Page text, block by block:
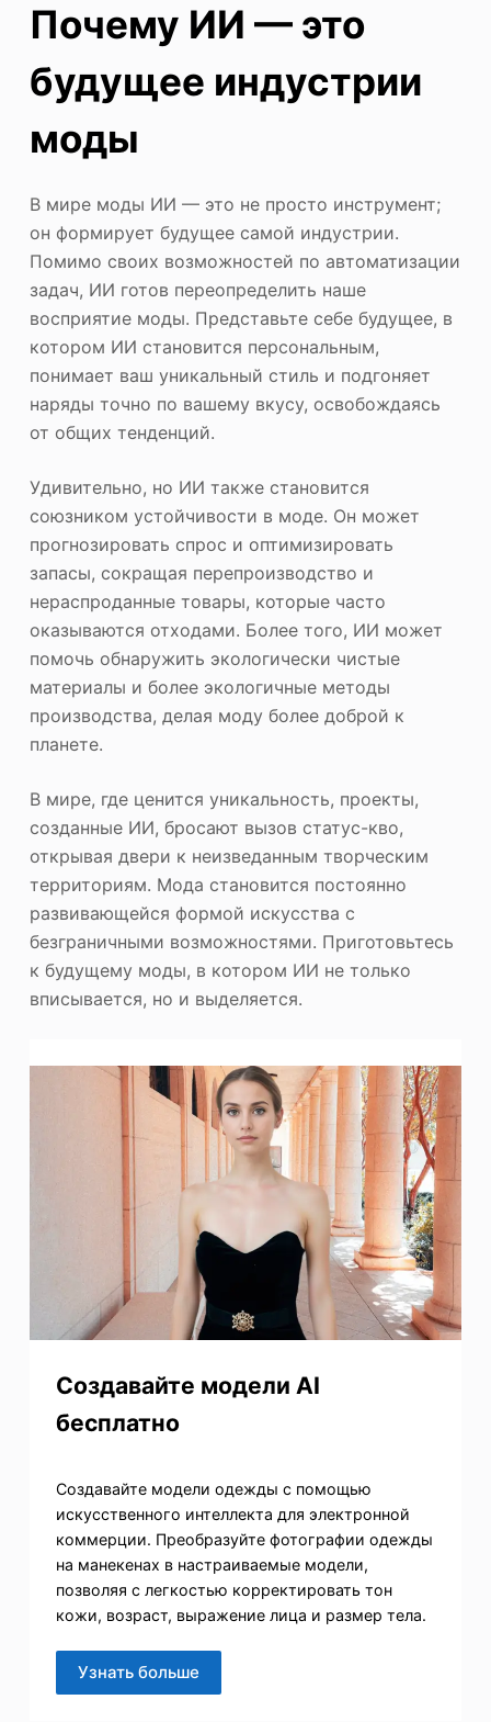
Почему ИИ — это
будущее индустрии
моды
В мире моды ИИ — это не просто инструмент;
он формирует будущее самой индустрии.
Помимо своих возможностей по автоматизации
задач, ИИ готов переопределить наше
восприятие моды. Представьте себе будущее, в
котором ИИ становится персональным,
понимает ваш уникальный стиль и подгоняет
наряды точно по вашему вкусу, освобождаясь
от общих тенденций.
Удивительно, но ИИ также становится
союзником устойчивости в моде. Он может
прогнозировать спрос и оптимизировать
запасы, сокращая перепроизводство и
нераспроданные товары, которые часто
оказываются отходами. Более того, ИИ может
помочь обнаружить экологически чистые
материалы и более экологичные методы
производства, делая моду более доброй к
планете.
В мире, где ценится уникальность, проекты,
созданные ИИ, бросают вызов статус-кво,
открывая двери к неизведанным творческим
территориям. Мода становится постоянно
развивающейся формой искусства с
безграничными возможностями. Приготовьтесь
к будущему моды, в котором ИИ не только
вписывается, но и выделяется.
Создавайте модели AI
бесплатно
Создавайте модели одежды с помощью
искусственного интеллекта для электронной
коммерции. Преобразуйте фотографии одежды
на манекенах в настраиваемые модели,
позволяя с легкостью корректировать тон
кожи, возраст, выражение лица и размер тела.
Узнать больше